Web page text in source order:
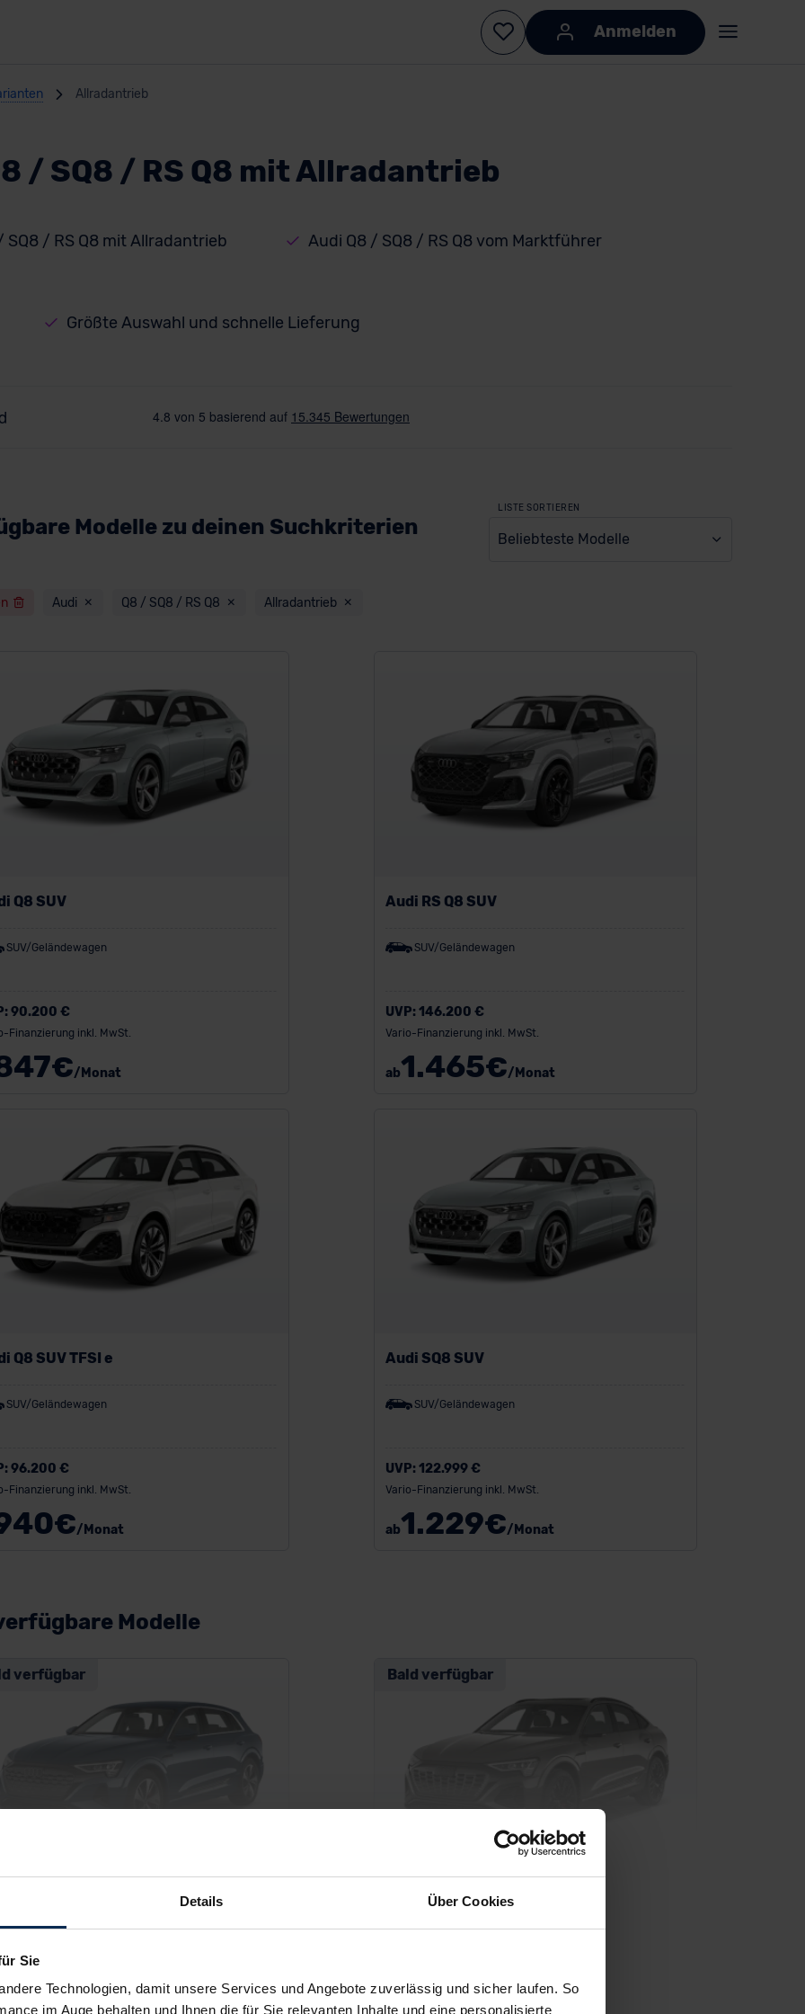
Details Über Cookies
Sie
Technologien, damit unsere Services und Angebote zuverlässig und sicher laufen. So
im Auge behalten und Ihnen die für Sie relevanten Inhalte und eine personalisierte
Anmelden
Allradantrieb
/ SQ8 / RS Q8 mit Allradantrieb
/ RS Q8 mit Allradantrieb Audi Q8 / SQ8 / RS Q8 vom Marktführer
Größte Auswahl und schnelle Lieferung
Modelle zu deinen Suchkriterien
LISTE SORTIEREN
Beliebteste Modelle
Audi Q8 / SQ8 / RS Q8 Allradantrieb
Q8 SUV
SUV/Geländewagen
90.200 €
Finanzierung inkl. MwSt.
€/Monat
Audi RS Q8 SUV
SUV/Geländewagen
UVP:146.200 €
Vario-Finanzierung inkl. MwSt.
ab1.465€/Monat
Q8 SUV TFSI e
SUV/Geländewagen
96.200 €
Finanzierung inkl. MwSt.
€/Monat
Audi SQ8 SUV
SUV/Geländewagen
UVP:122.999 €
Vario-Finanzierung inkl. MwSt.
ab1.229€/Monat
Modelle
verfügbar
SUV/Geländewagen
Bald verfügbar
Audi Q8 e-tron Sportback